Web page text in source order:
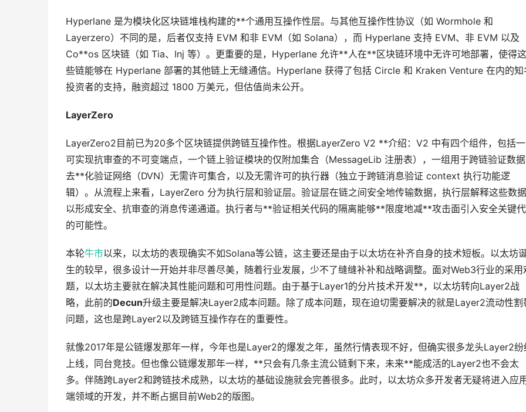
Hyperlane 是为模块化区块链堆栈构建的**个通用互操作性层。与其他互操作性协议（如 Wormhole 和
Layerzero）不同的是，后者仅支持 EVM 和非 EVM（如 Solana），而 Hyperlane 支持 EVM、非 EVM 以及
Co**os 区块链（如 Tia、Inj 等）。更重要的是，Hyperlane 允许**人在**区块链环境中无许可地部署，使得这
些链能够在 Hyperlane 部署的其他链上无缝通信。Hyperlane 获得了包括 Circle 和 Kraken Venture 在内的知
投资者的支持，融资超过 1800 万美元，但估值尚未公开。
LayerZero
LayerZero2目前已为20多个区块链提供跨链互操作性。根据LayerZero V2 **介绍：V2 中有四个组件，包括
可实现抗审查的不可变端点，一个链上验证模块的仅附加集合（MessageLib 注册表），一组用于跨链验证数
去**化验证网络（DVN）无需许可集合，以及无需许可的执行器（独立于跨链消息验证 context 执行功能逻
辑）。从流程上来看，LayerZero 分为执行层和验证层。验证层在链之间安全地传输数据，执行层解释这些数据
以形成安全、抗审查的消息传递通道。执行者与**验证相关代码的隔离能够**限度地减**攻击面引入安全关键
的可能性。
本轮牛市以来，以太坊的表现确实不如Solana等公链，这主要还是由于以太坊在补齐自身的技术短板。以太坊
生的较早，很多设计一开始并非尽善尽美，随着行业发展，少不了缝缝补补和战略调整。面对Web3行业的采用
题，以太坊主要就在解决其性能问题和可用性问题。由于基于Layer1的分片技术开发**，以太坊转向Layer2战
略，此前的Decun升级主要是解决Layer2成本问题。除了成本问题，现在迫切需要解决的就是Layer2流动性割
问题，这也是跨Layer2以及跨链互操作存在的重要性。
就像2017年是公链爆发那年一样，今年也是Layer2的爆发之年，虽然行情表现不好，但确实很多龙头Layer2纷
上线，同台竞技。但也像公链爆发那年一样，**只会有几条主流公链剩下来，未来**能成活的Layer2也不会太
多。伴随跨Layer2和跨链技术成熟，以太坊的基础设施就会完善很多。此时，以太坊众多开发者无疑将进入应
端领域的开发，并不断占据目前Web2的版图。